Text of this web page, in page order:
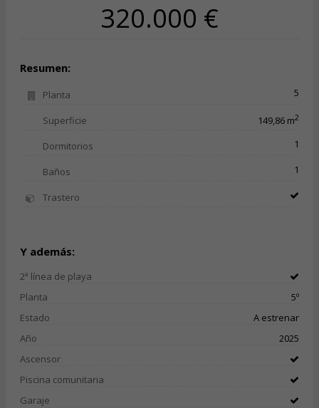
320.000 €
Resumen:
Planta 5
Superficie 149,86 m2
Dormitorios 1
Baños 1
Trastero
Y además:
2ª línea de playa
Planta
5º
Estado
A estrenar
Año
2025
Ascensor
Piscina comunitaria
Garaje